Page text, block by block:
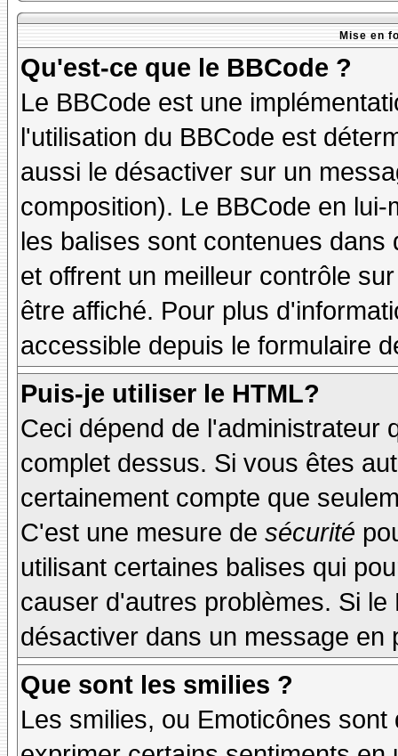
Mise en
Qu'est-ce que le BBCode ?
Le BBCode est une
l'utilisation du BBCode est
aussi le désactiver sur un
composition). Le BBCode en
les balises sont contenues
et offrent un meilleur contrôle
être affiché. Pour plus
accessible depuis le formulaire
Puis-je utiliser le HTML?
Ceci dépend de l'administrateur
complet dessus. Si vous êtes
certainement compte que
C'est une mesure de sécurité
utilisant certaines balises qui
causer d'autres problèmes. Si
désactiver dans un message
Que sont les smilies ?
Les smilies, ou Emoticônes